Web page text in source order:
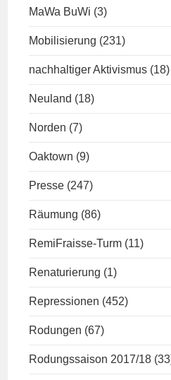
MaWa BuWi (3)
Mobilisierung (231)
nachhaltiger Aktivismus (18)
Neuland (18)
Norden (7)
Oaktown (9)
Presse (247)
Räumung (86)
RemiFraisse-Turm (11)
Renaturierung (1)
Repressionen (452)
Rodungen (67)
Rodungssaison 2017/18